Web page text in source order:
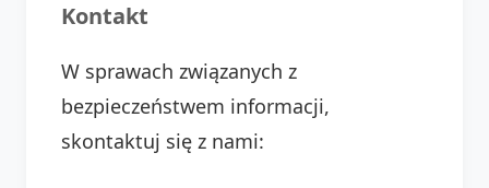
Kontakt
W sprawach związanych z
bezpieczeństwem informacji,
skontaktuj się z nami: